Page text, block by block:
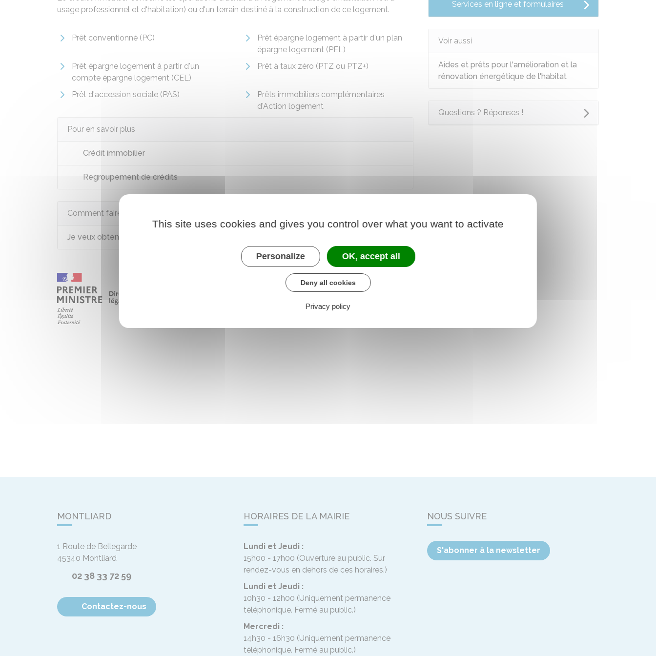
usage professionnel et d'habitation) ou d'un terrain destiné à la construction de ce logement.
Prêt conventionné (PC)
Prêt épargne logement à partir d'un plan
épargne logement (PEL)
Prêt épargne logement à partir d'un
compte épargne logement (CEL)
Prêt à taux zéro (PTZ ou PTZ+)
Prêt d'accession sociale (PAS)
Prêts immobiliers complémentaires
d'Action logement
Pour en savoir plus
Crédit immobilier
Regroupement de crédits
Comment faire si...
Je veux obtenir un crédit immobilier
Services en ligne et formulaires
Voir aussi
Aides et prêts pour l'amélioration et la
rénovation énergétique de l'habitat
Questions ? Réponses !
MONTLIARD
1 Route de Bellegarde
45340 Montliard
02 38 33 72 59
Contactez-nous
HORAIRES DE LA MAIRIE
Lundi et Jeudi :
15h00 - 17h00 (Ouverture au public. Sur
rendez-vous en dehors de ces horaires.)
Lundi et Jeudi :
10h30 - 12h00 (Uniquement permanence
téléphonique. Fermé au public.)
Mercredi :
14h30 - 16h30 (Uniquement permanence
téléphonique. Fermé au public.)
NOUS SUIVRE
S'abonner à la newsletter
This site uses cookies and gives you control over what you want to activate
Personalize OK, accept all
Deny all cookies
Privacy policy